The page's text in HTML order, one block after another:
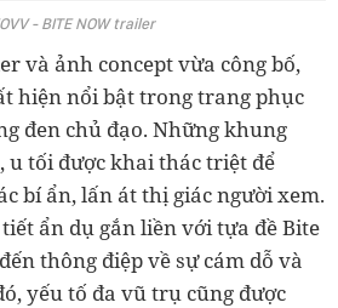
- BITE NOW trailer
và ảnh concept vừa công bố,
hiện nổi bật trong trang phục
đen chủ đạo. Những khung
u tối được khai thác triệt để
bí ẩn, lấn át thị giác người xem.
ẩn dụ gắn liền với tựa đề Bite
thông điệp về sự cám dỗ và
yếu tố đa vũ trụ cũng được